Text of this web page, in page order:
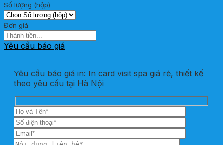
Số lượng (hộp)
Đơn giá
Yêu cầu báo giá
Yêu cầu báo giá in: In card visit spa giá rẻ, thiết kế
theo yêu cầu tại Hà Nội